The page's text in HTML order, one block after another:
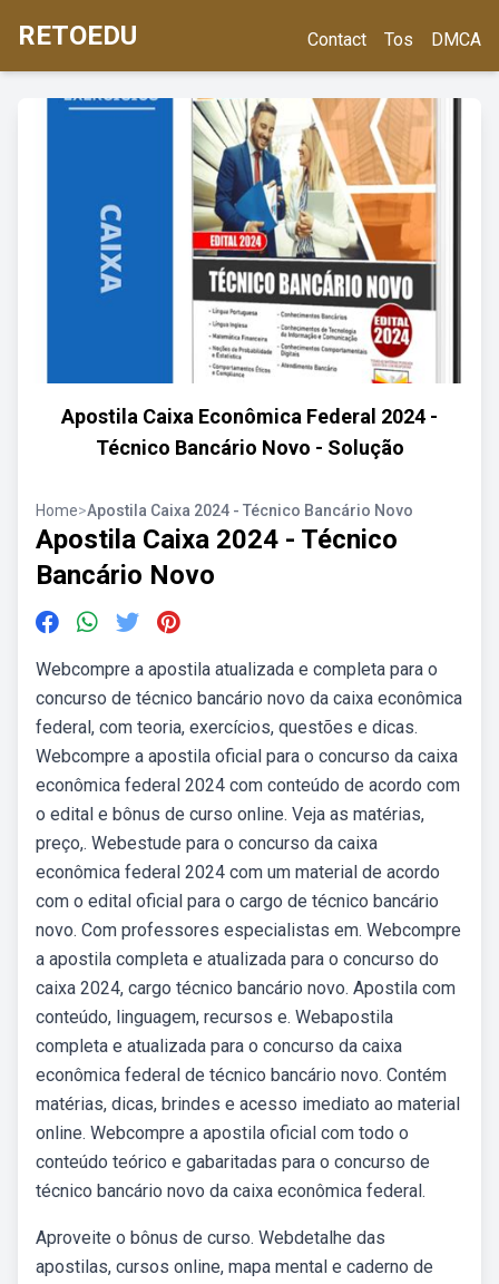
RETOEDU Contact Tos DMCA
Apostila Caixa Econômica Federal 2024 -
Técnico Bancário Novo - Solução
Home>Apostila Caixa 2024 - Técnico Bancário Novo
Apostila Caixa 2024 - Técnico
Bancário Novo
Webcompre a apostila atualizada e completa para o
concurso de técnico bancário novo da caixa econômica
federal, com teoria, exercícios, questões e dicas.
Webcompre a apostila oficial para o concurso da caixa
econômica federal 2024 com conteúdo de acordo com
o edital e bônus de curso online. Veja as matérias,
preço,. Webestude para o concurso da caixa
econômica federal 2024 com um material de acordo
com o edital oficial para o cargo de técnico bancário
novo. Com professores especialistas em. Webcompre
a apostila completa e atualizada para o concurso do
caixa 2024, cargo técnico bancário novo. Apostila com
conteúdo, linguagem, recursos e. Webapostila
completa e atualizada para o concurso da caixa
econômica federal de técnico bancário novo. Contém
matérias, dicas, brindes e acesso imediato ao material
online. Webcompre a apostila oficial com todo o
conteúdo teórico e gabaritadas para o concurso de
técnico bancário novo da caixa econômica federal.
Aproveite o bônus de curso. Webdetalhe das
apostilas, cursos online, mapa mental e caderno de